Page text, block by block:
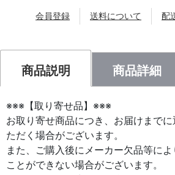
会員登録 送料について 配
商品説明 商品詳細
※※※【取り寄せ品】※※※
お取り寄せ商品につき、お届けまで
ただく場合がございます。
また、ご購入後にメーカー欠品等に
ことができない場合がございます。